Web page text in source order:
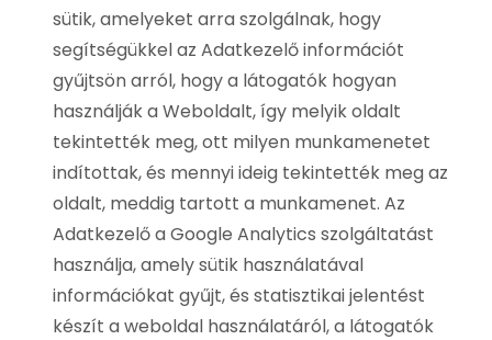
sütik, amelyeket arra szolgálnak, hogy
segítségükkel az Adatkezelő információt
gyűjtsön arról, hogy a látogatók hogyan
használják a Weboldalt, így melyik oldalt
tekintették meg, ott milyen munkamenetet
indítottak, és mennyi ideig tekintették meg az
oldalt, meddig tartott a munkamenet. Az
Adatkezelő a Google Analytics szolgáltatást
használja, amely sütik használatával
információkat gyűjt, és statisztikai jelentést
készít a weboldal használatáról, a látogatók